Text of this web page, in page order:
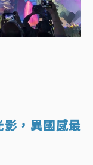
，異國感最